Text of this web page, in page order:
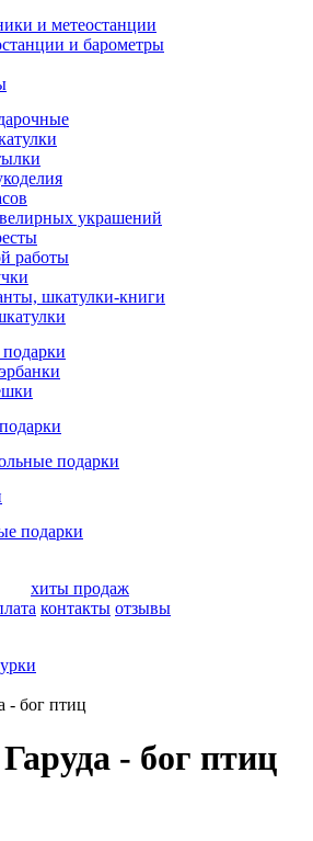
и метеостанции
и барометры
украшений
работы
шкатулки-книги
подарки
подарки
хиты продаж
контакты отзывы
- бог птиц
- бог птиц